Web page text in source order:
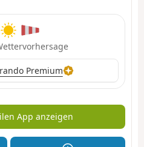
Premium
App anzeigen